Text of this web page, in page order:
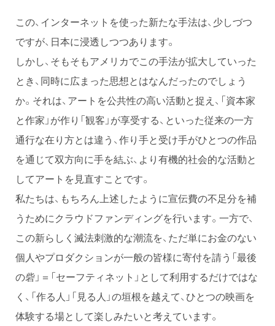
この、インターネットを使った新たな手法は、少しづつ
ですが、日本に浸透しつつあります。
しかし、そもそもアメリカでこの手法が拡大していった
とき、同時に広まった思想とはなんだったのでしょう
か。それは、アートを公共性の高い活動と捉え、「資本家
と作家」が作り「観客」が享受する、といった従来の一方
通行な在り方とは違う、作り手と受け手がひとつの作品
を通じて双方向に手を結ぶ、より有機的社会的な活動と
してアートを見直すことです。
私たちは、もちろん上述したように宣伝費の不足分を補
うためにクラウドファンディングを行います。一方で、
この新らしく滅法刺激的な潮流を、ただ単にお金のない
個人やプロダクションが一般の皆様に寄付を請う「最後
の砦」＝「セーフティネット」として利用するだけではな
く、「作る人」「見る人」の垣根を越えて、ひとつの映画を
体験する場として楽しみたいと考えています。